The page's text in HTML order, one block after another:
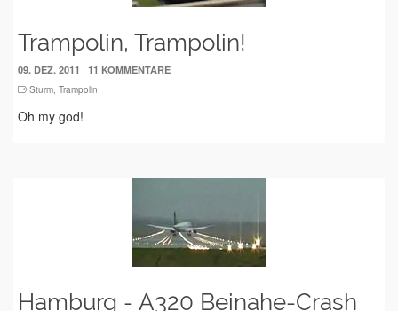
Trampolin, Trampolin!
09. DEZ. 2011 | 11 KOMMENTARE
Sturm, Trampolin
Oh my god!
Hamburg - A320 Beinahe-Crash